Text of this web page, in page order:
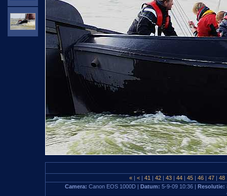
« | < | 41 | 42 | 43 | 44 | 45 | 46 | 47 | 48
Camera: Canon EOS 1000D | Datum: 5-9-09 10:36 | Resolutie: